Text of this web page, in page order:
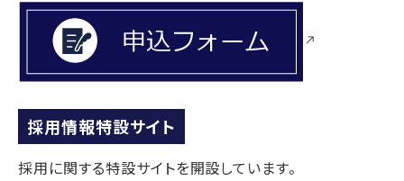
採用情報特設サイト
採用に関する特設サイトを開設しています。